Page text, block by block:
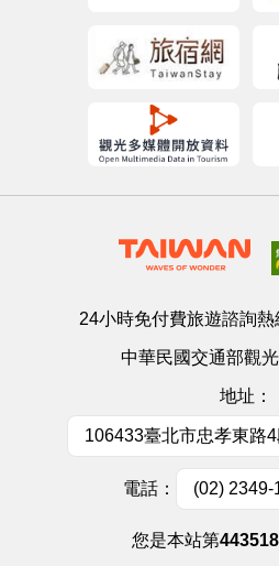
24小時免付費旅遊諮詢熱
中華民國交通部觀
地址：
106433臺北市忠孝東路
電話： (02) 2349-
您是本站第